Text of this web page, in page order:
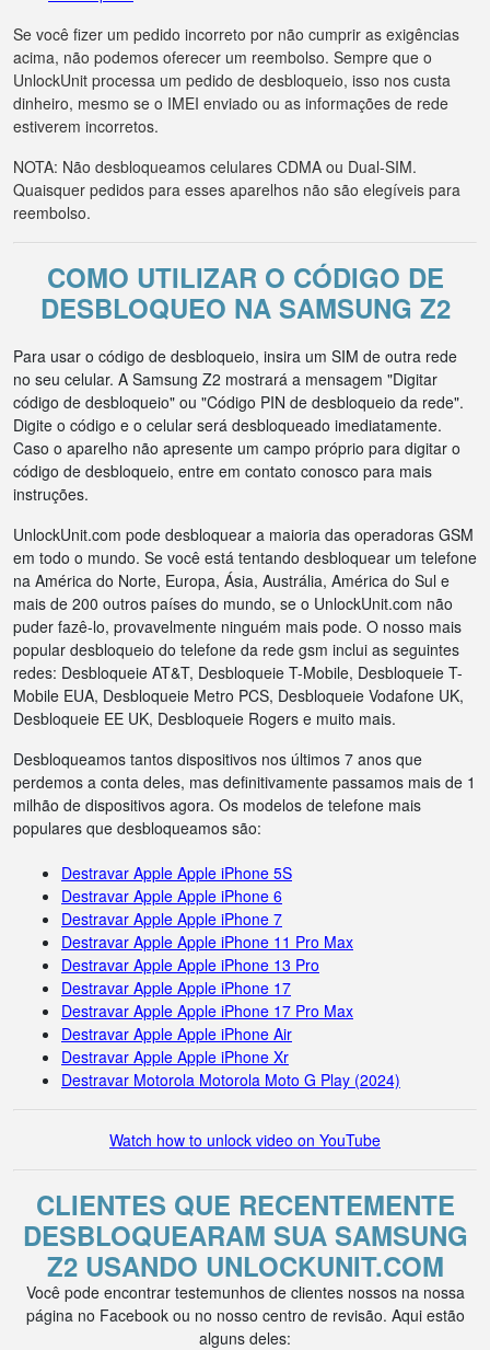
Se você fizer um pedido incorreto por não cumprir as exigências
acima, não podemos oferecer um reembolso. Sempre que o
UnlockUnit processa um pedido de desbloqueio, isso nos custa
dinheiro, mesmo se o IMEI enviado ou as informações de rede
estiverem incorretos.
NOTA: Não desbloqueamos celulares CDMA ou Dual-SIM.
Quaisquer pedidos para esses aparelhos não são elegíveis para
reembolso.
COMO UTILIZAR O CÓDIGO DE
DESBLOQUEO NA SAMSUNG Z2
Para usar o código de desbloqueio, insira um SIM de outra rede
no seu celular. A Samsung Z2 mostrará a mensagem "Digitar
código de desbloqueio" ou "Código PIN de desbloqueio da rede".
Digite o código e o celular será desbloqueado imediatamente.
Caso o aparelho não apresente um campo próprio para digitar o
código de desbloqueio, entre em contato conosco para mais
instruções.
UnlockUnit.com pode desbloquear a maioria das operadoras GSM
em todo o mundo. Se você está tentando desbloquear um telefone
na América do Norte, Europa, Ásia, Austrália, América do Sul e
mais de 200 outros países do mundo, se o UnlockUnit.com não
puder fazê-lo, provavelmente ninguém mais pode. O nosso mais
popular desbloqueio do telefone da rede gsm inclui as seguintes
redes: Desbloqueie AT&T, Desbloqueie T-Mobile, Desbloqueie T-
Mobile EUA, Desbloqueie Metro PCS, Desbloqueie Vodafone UK,
Desbloqueie EE UK, Desbloqueie Rogers e muito mais.
Desbloqueamos tantos dispositivos nos últimos 7 anos que
perdemos a conta deles, mas definitivamente passamos mais de 1
milhão de dispositivos agora. Os modelos de telefone mais
populares que desbloqueamos são:
Destravar Apple Apple iPhone 5S
Destravar Apple Apple iPhone 6
Destravar Apple Apple iPhone 7
Destravar Apple Apple iPhone 11 Pro Max
Destravar Apple Apple iPhone 13 Pro
Destravar Apple Apple iPhone 17
Destravar Apple Apple iPhone 17 Pro Max
Destravar Apple Apple iPhone Air
Destravar Apple Apple iPhone Xr
Destravar Motorola Motorola Moto G Play (2024)
Watch how to unlock video on YouTube
CLIENTES QUE RECENTEMENTE
DESBLOQUEARAM SUA SAMSUNG
Z2 USANDO UNLOCKUNIT.COM
Você pode encontrar testemunhos de clientes nossos na nossa
página no Facebook ou no nosso centro de revisão. Aqui estão
alguns deles: